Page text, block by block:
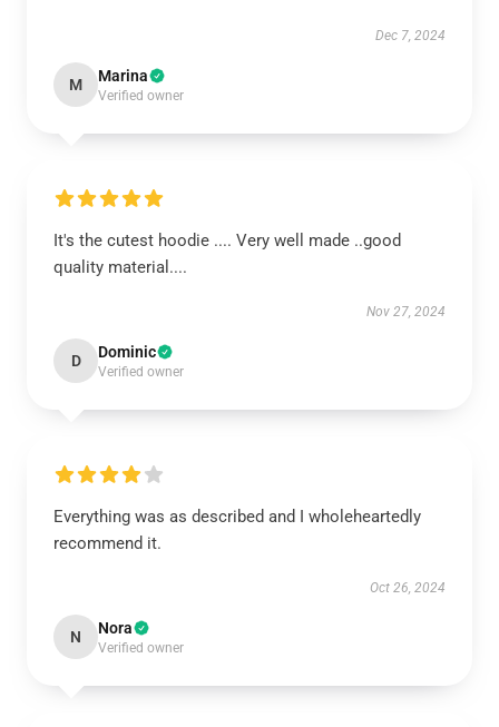
Dec 7, 2024
M Marina
Verified owner
It's the cutest hoodie .... Very well made ..good
quality material....
Nov 27, 2024
D Dominic
Verified owner
Everything was as described and I wholeheartedly
recommend it.
Oct 26, 2024
N Nora
Verified owner